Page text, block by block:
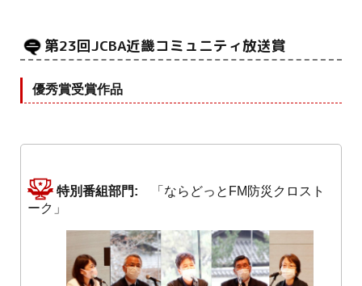
第23回JCBA近畿コミュニティ放送賞
優秀賞受賞作品
特別番組部門:
「ならどっとFM防災クロスト
ーク」